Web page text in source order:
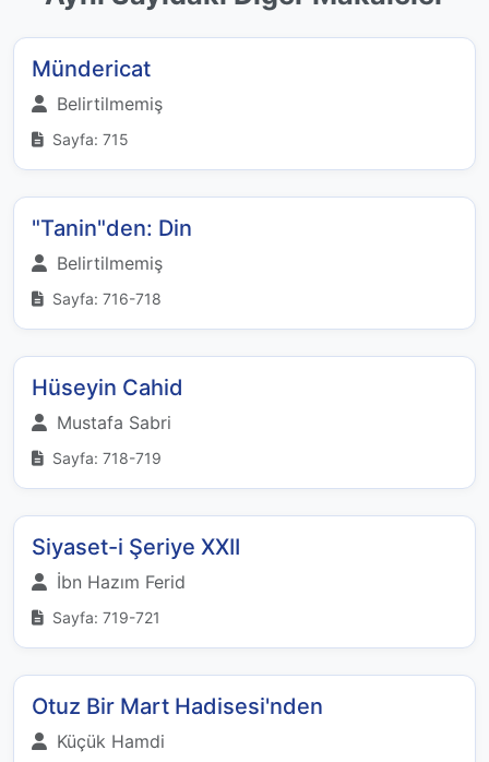
Mündericat
Belirtilmemiş
Sayfa: 715
"Tanin"den: Din
Belirtilmemiş
Sayfa: 716-718
Hüseyin Cahid
Mustafa Sabri
Sayfa: 718-719
Siyaset-i Şeriye XXII
İbn Hazım Ferid
Sayfa: 719-721
Otuz Bir Mart Hadisesi'nden
Küçük Hamdi